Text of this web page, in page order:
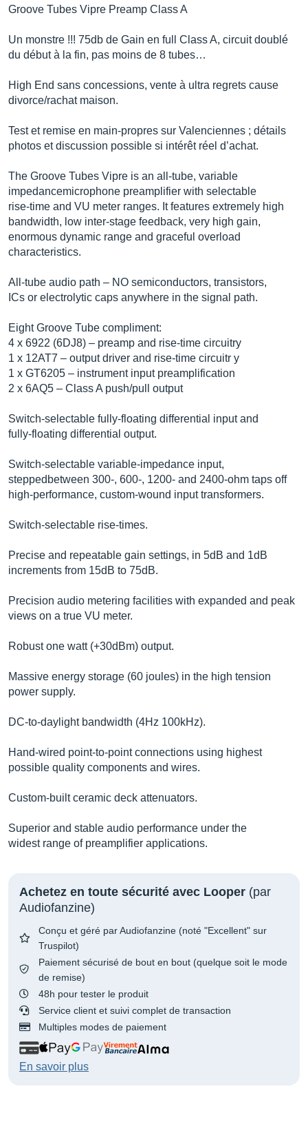
Groove Tubes Vipre Preamp Class A
Un monstre !!! 75db de Gain en full Class A, circuit doublé
du début à la fin, pas moins de 8 tubes…
High End sans concessions, vente à ultra regrets cause
divorce/rachat maison.
Test et remise en main-propres sur Valenciennes ; détails
photos et discussion possible si intérêt réel d’achat.
The Groove Tubes Vipre is an all-tube, variable
impedancemicrophone preamplifier with selectable
rise-time and VU meter ranges. It features extremely high
bandwidth, low inter-stage feedback, very high gain,
enormous dynamic range and graceful overload
characteristics.
All-tube audio path – NO semiconductors, transistors,
ICs or electrolytic caps anywhere in the signal path.
Eight Groove Tube compliment:
4 x 6922 (6DJ8) – preamp and rise-time circuitry
1 x 12AT7 – output driver and rise-time circuitr y
1 x GT6205 – instrument input preamplification
2 x 6AQ5 – Class A push/pull output
Switch-selectable fully-floating differential input and
fully-floating differential output.
Switch-selectable variable-impedance input,
steppedbetween 300-, 600-, 1200- and 2400-ohm taps off
high-performance, custom-wound input transformers.
Switch-selectable rise-times.
Precise and repeatable gain settings, in 5dB and 1dB
increments from 15dB to 75dB.
Precision audio metering facilities with expanded and peak
views on a true VU meter.
Robust one watt (+30dBm) output.
Massive energy storage (60 joules) in the high tension
power supply.
DC-to-daylight bandwidth (4Hz 100kHz).
Hand-wired point-to-point connections using highest
possible quality components and wires.
Custom-built ceramic deck attenuators.
Superior and stable audio performance under the
widest range of preamplifier applications.
Achetez en toute sécurité avec Looper (par
Audiofanzine)
Conçu et géré par Audiofanzine (noté "Excellent" sur
Truspilot)
Paiement sécurisé de bout en bout (quelque soit le mode
de remise)
48h pour tester le produit
Service client et suivi complet de transaction
Multiples modes de paiement
En savoir plus